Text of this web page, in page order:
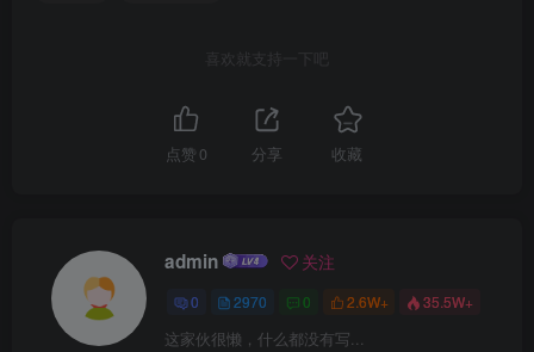
喜欢就支持一下吧
点赞 0 分享 收藏
admin 关注
0 2970 0 2.6W+ 35.5W+
这家伙很懒，什么都没有写...